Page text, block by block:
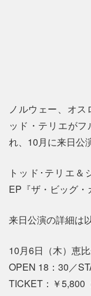
ノルウェー、オ
ッド・テリエが
れ、10月に来日公
トッド･テリエ
EP『ザ・ビッグ・
来日公演の詳細は
10月6日（木）恵
OPEN 18：30／
TICKET：￥5,800